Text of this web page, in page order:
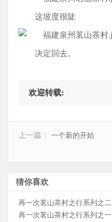
这坡度很陡
决定回去。
欢迎转载:
上一篇： 一个新的开始
猜你喜欢
再一次茗山茶村之行系列之二
再一次茗山茶村之行系列之一